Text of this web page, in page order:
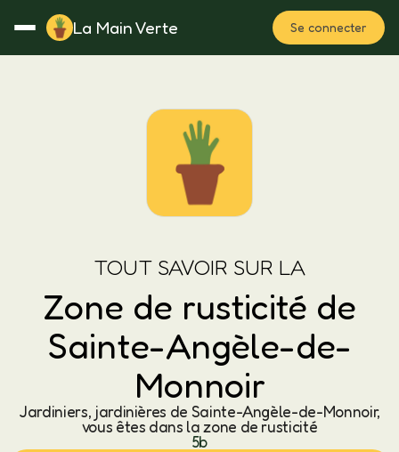
La Main Verte Se connecter
Notes Fertilisation
TOUT SAVOIR SUR LA
Zone de rusticité de
Sainte-Angèle-de-
Monnoir
Jardiniers, jardinières de Sainte-Angèle-de-Monnoir,
vous êtes dans la zone de rusticité
5b